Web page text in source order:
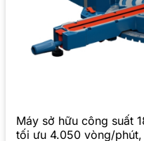
Máy sở hữu công suất
tối ưu 4.050 vòng/